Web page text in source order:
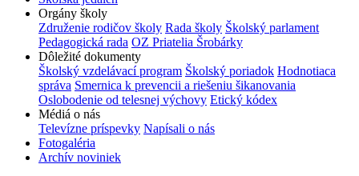
Orgány školy
Združenie rodičov školy Rada školy Školský parlament
Pedagogická rada OZ Priatelia Šrobárky
Dôležité dokumenty
Školský vzdelávací program Školský poriadok Hodnotiaca
správa Smernica k prevencii a riešeniu šikanovania
Oslobodenie od telesnej výchovy Etický kódex
Médiá o nás
Televízne príspevky Napísali o nás
Fotogaléria
Archív noviniek